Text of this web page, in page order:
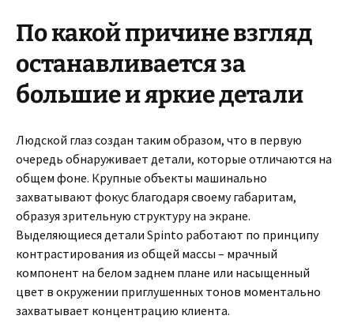
По какой причине взгляд
останавливается за
большие и яркие детали
Людской глаз создан таким образом, что в первую
очередь обнаруживает детали, которые отличаются на
общем фоне. Крупные объекты машинально
захватывают фокус благодаря своему габаритам,
образуя зрительную структуру на экране.
Выделяющиеся детали Spinto работают по принципу
контрастирования из общей массы – мрачный
компонент на белом заднем плане или насыщенный
цвет в окружении приглушенных тонов моментально
захватывает концентрацию клиента.